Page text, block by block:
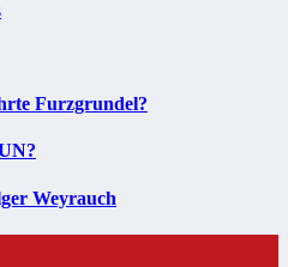
Furzgrundel?
Weyrauch